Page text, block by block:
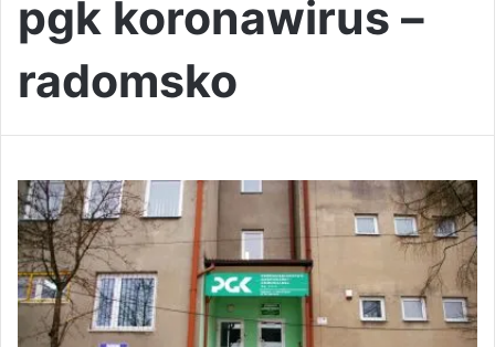
pgk koronawirus –
radomsko